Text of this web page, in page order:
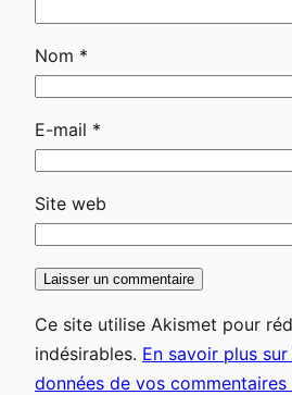
Nom *
E-mail *
Site web
Ce site utilise Akismet pour
indésirables. En savoir plus
données de vos